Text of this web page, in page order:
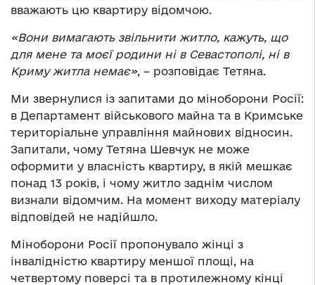
вважають цю квартиру відомчою.
«Вони вимагають звільнити житло, кажуть, що
для мене та моєї родини ні в Севастополі, ні в
Криму житла немає», – розповідає Тетяна.
Ми звернулися із запитами до міноборони Росії:
в Департамент військового майна та в Кримське
територіальне управління майнових відносин.
Запитали, чому Тетяна Шевчук не може
оформити у власність квартиру, в якій мешкає
понад 13 років, і чому житло заднім числом
визнали відомчим. На момент виходу матеріалу
відповідей не надійшло.
Міноборони Росії пропонувало жінці з
інвалідністю квартиру меншої площі, на
четвертому поверсі та в протилежному кінці